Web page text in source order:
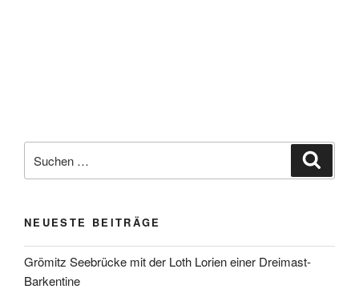
NEUESTE BEITRÄGE
Grömitz Seebrücke mit der Loth Lorien einer Dreimast-
Barkentine